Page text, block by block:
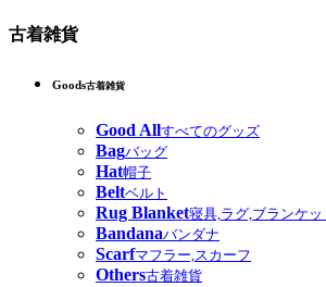
古着雑貨
Goods古着雑貨
Good Allすべてのグッズ
Bagバッグ
Hat帽子
Beltベルト
Rug Blanket寝具,ラグ,ブランケッ
Bandanaバンダナ
Scarfマフラー,スカーフ
Others古着雑貨